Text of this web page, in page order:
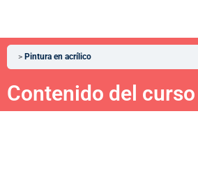
Pintura en acrílico
Contenido del curso